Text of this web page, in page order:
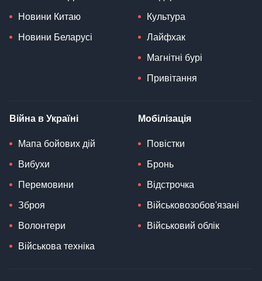
Новини Китаю
Новини Беларусі
Культура
Лайфхак
Магнітні бурі
Привітання
Війна в Україні
Мапа бойових дій
Вибухи
Перемовини
Зброя
Волонтери
Військова техніка
Мобілізація
Повістки
Бронь
Відстрочка
Військовозобов'язані
Військовий облік